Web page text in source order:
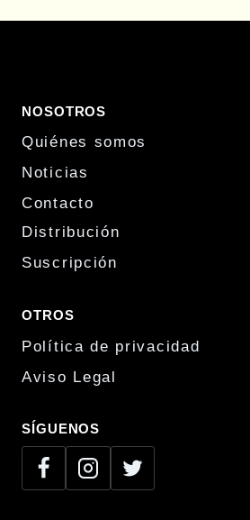
NOSOTROS
Quiénes somos
Noticias
Contacto
Distribución
Suscripción
OTROS
Política de privacidad
Aviso Legal
SÍGUENOS